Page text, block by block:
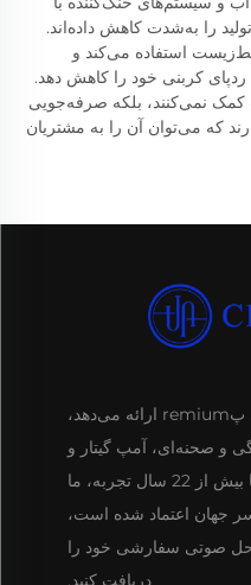
را به‌شدت کاهش داده‌اند.
استفاده می‌کند و
کربنی خود را کاهش دهد.
کمک نمی‌کنند، بلکه صرفه‌جویی
که می‌توان آن را به مشتریان
تکنولوژی Aa1 محصولات صوتی پremium ارائه می‌دهد،
و صحنه‌ای، آمپ گیتار و
بلوزتوث‌های با کیفیت بالا. با بیش از 22 سال تجربه، ما
جهان اعتماد شده است،
صوتی سفارشی خود را
دریافت کنید.